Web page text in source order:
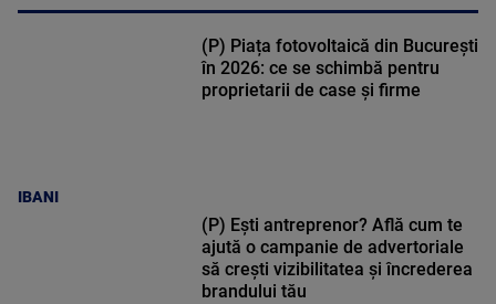
IBANI
(P) Piața fotovoltaică din București
în 2026: ce se schimbă pentru
proprietarii de case și firme
(P) Ești antreprenor? Află cum te
ajută o campanie de advertoriale
să crești vizibilitatea și încrederea
brandului tău